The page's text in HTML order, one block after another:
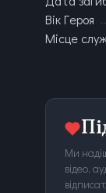
Вік Героя
Місце
Ми
відео,